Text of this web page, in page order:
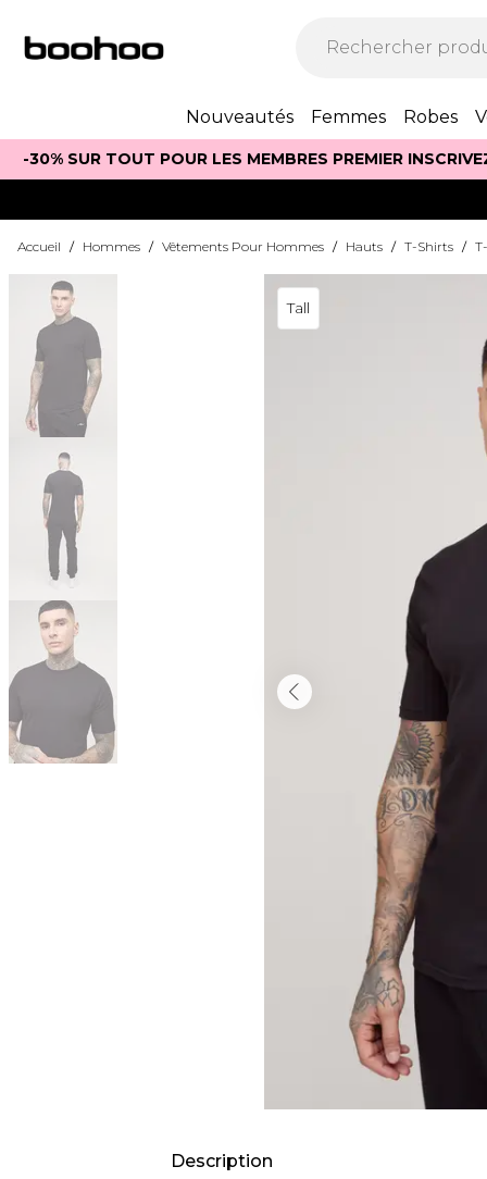
Nouveautés Femmes Robes
-30% SUR TOUT POUR LES MEMBRES PREMIER
Accueil / Hommes / Vêtements Pour Hommes / Hauts / T-Shirts /
Tall
Description